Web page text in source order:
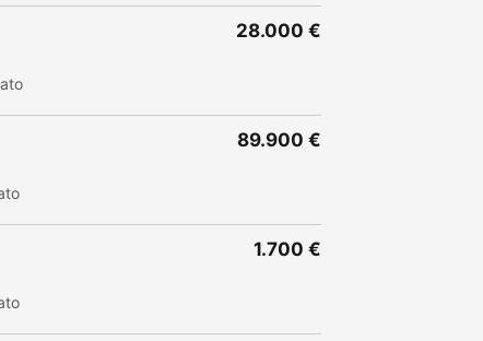
28.000 €
89.900 €
1.700 €